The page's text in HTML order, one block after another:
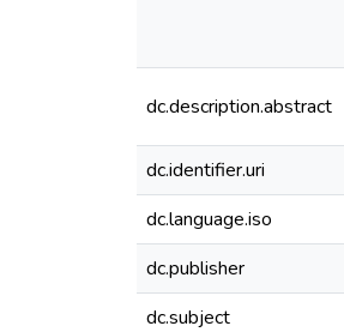
dc.description.abstract
dc.identifier.uri
dc.language.iso
dc.publisher
dc.subject